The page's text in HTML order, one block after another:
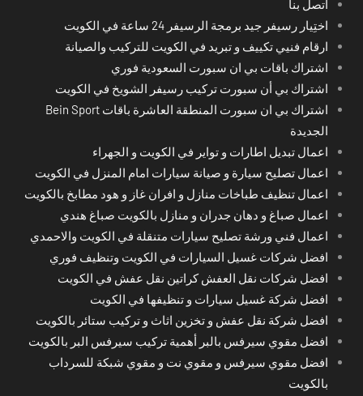
اتصل بنا
اختِيار رسيفر جيد برمجة الرسيفر 24 ساعة في الكويت
ارقام فنيي تكييف و تبريد في الكويت للتركيب والصيانة
اشتراك باقات بي ان سبورت السعودية فوري
اشتراك بي أن سبورت تركيب رسيفر الشويخ في الكويت
اشتراك بي ان سبورت المنطقة العاشرة باقات Bein Sport
الجديدة
اعمال تبديل اطارات و تواير في الكويت و الجهراء
اعمال تصليح سيارة و صيانة سيارات امام المنزل في الكويت
اعمال تنظيف طباخات منازل و افران غاز و هود مطابخ بالكويت
اعمال صباغ و دهان جدران و منازل بالكويت صباغ هندي
اعمال فني ورشة تصليح سيارات متنقلة في الكويت والاحمدي
افضل شركات غسيل السيارات في الكويت وتنظيف فوري
افضل شركات نقل العفش كراتين نقل عفش في الكويت
افضل شركة غسيل سيارات و تنظيفها في الكويت
افضل شركة نقل عفش و تخزين اثاث و تركيب ستائر بالكويت
افضل مقوي سيرفس بالبر أهمية تركيب سيرفس البر بالكويت
افضل مقوي سيرفس و مقوي نت و مقوي شبكة للسرداب
بالكويت